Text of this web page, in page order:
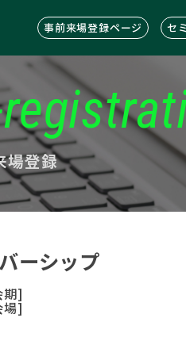
事前来場登録ページ セ
場登録
ーシップ
期]
場]